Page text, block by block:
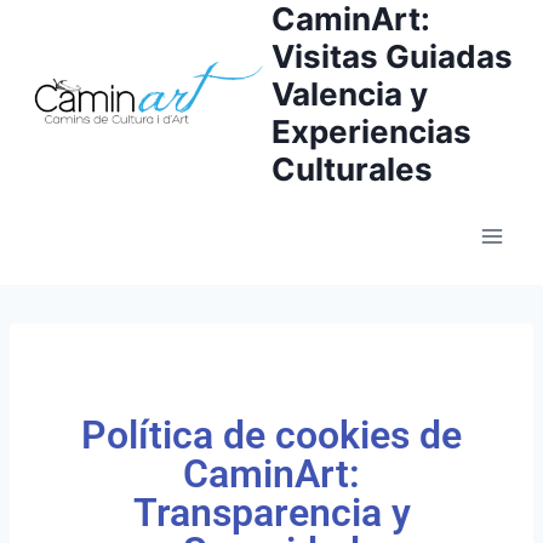
CaminArt:
Visitas Guiadas
Valencia y
Experiencias
Culturales
Política de cookies de
CaminArt:
Transparencia y